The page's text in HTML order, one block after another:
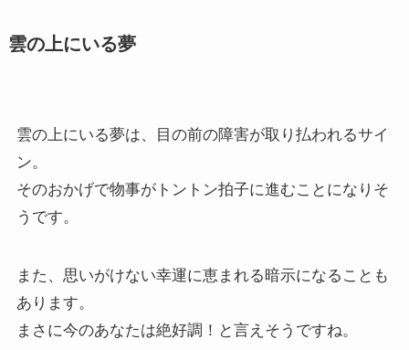
雲の上にいる夢
雲の上にいる夢は、目の前の障害が取り払われるサイ
ン。
そのおかげで物事がトントン拍子に進むことになりそ
うです。
また、思いがけない幸運に恵まれる暗示になることも
あります。
まさに今のあなたは絶好調！と言えそうですね。